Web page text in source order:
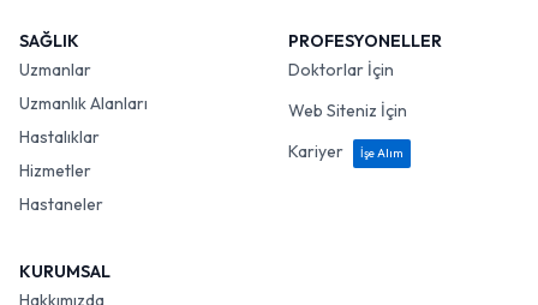
SAĞLIK
Uzmanlar
Uzmanlık Alanları
Hastalıklar
Hizmetler
Hastaneler
PROFESYONELLER
Doktorlar İçin
Web Siteniz İçin
Kariyer
İşe Alım
KURUMSAL
Hakkımızda